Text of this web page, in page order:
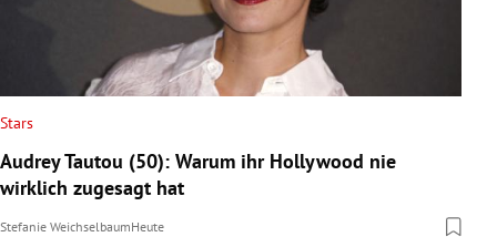
Stars
Audrey Tautou (50): Warum ihr Hollywood nie
wirklich zugesagt hat
Stefanie WeichselbaumHeute